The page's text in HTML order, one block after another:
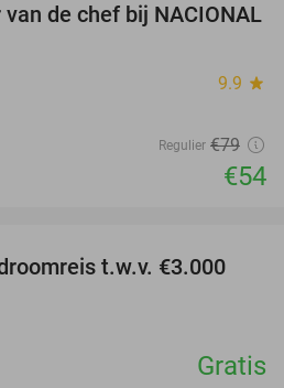
32%
de chef bij NACIONAL
9.9 star
Regulier €79
€54
t.w.v. €3.000
Gratis